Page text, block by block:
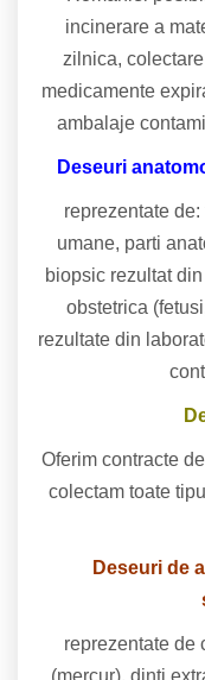
incinerare a
zilnica,
medicamente
ambalaje
Deseuri
reprezentate
umane, parti
biopsic rezultat
obstetrica
rezultate din
Oferim contracte
colectam toate
Deseuri de
reprezentate de